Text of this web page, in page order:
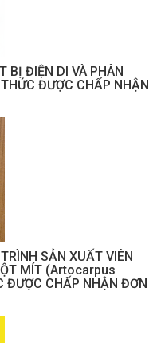
BỊ ĐIỆN DI VÀ PHÂN
ĐƯỢC CHẤP NHẬN
SẢN XUẤT VIÊN
MÍT (Artocarpus
CHẤP NHẬN ĐƠN